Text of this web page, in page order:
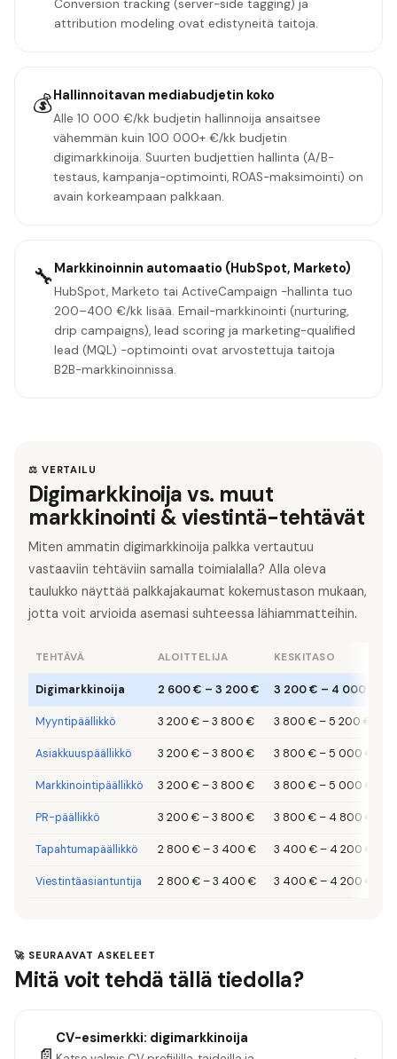
Conversion tracking (server-side tagging) ja
attribution modeling ovat edistyneitä taitoja.
💰Hallinnoitavan mediabudjetin koko
Alle 10 000 €/kk budjetin hallinnoija ansaitsee
vähemmän kuin 100 000+ €/kk budjetin
digimarkkinoija. Suurten budjettien hallinta (A/B-
testaus, kampanja-optimointi, ROAS-maksimointi) on
avain korkeampaan palkkaan.
🔧 Markkinoinnin automaatio (HubSpot, Marketo)
HubSpot, Marketo tai ActiveCampaign -hallinta tuo
200–400 €/kk lisää. Email-markkinointi (nurturing,
drip campaigns), lead scoring ja marketing-qualified
lead (MQL) -optimointi ovat arvostettuja taitoja
B2B-markkinoinnissa.
⚖️ VERTAILU
Digimarkkinoija vs. muut
markkinointi & viestintä-tehtävät
Miten ammatin digimarkkinoija palkka vertautuu
vastaaviin tehtäviin samalla toimialalla? Alla oleva
taulukko näyttää palkkajakaumat kokemustason mukaan,
jotta voit arvioida asemasi suhteessa lähiammatteihin.
TEHTÄVÄ ALOITTELIJA KESKITASO
Digimarkkinoija 2 600 € – 3 200 € 3 200 € – 4 000 €
Myyntipäällikkö 3 200 €–3 800 € 3 800 €– 5 200 €
Asiakkuuspäällikkö 3 200 €–3 800 € 3 800 €– 5 000 €
Markkinointipäällikkö 3 200 €–3 800 € 3 800 €– 5 000 €
PR-päällikkö 3 200 €–3 800 € 3 800 €– 4 800 €
Tapahtumapäällikkö 2 800 €–3 400 € 3 400 €– 4 200 €
Viestintäasiantuntija 2 800 €–3 400 € 3 400 €– 4 200 €
🚀 SEURAAVAT ASKELEET
Mitä voit tehdä tällä tiedolla?
CV-esimerkki: digimarkkinoija